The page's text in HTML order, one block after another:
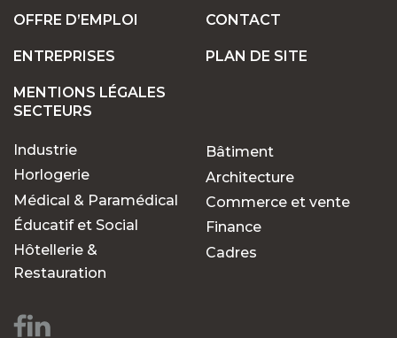
POSTES FIXES OU TEMPORAIRES :
POURQUOI CHOISIR OK JOB POUR VOS
RECHERCHES D'EMPLOIS ?
Des opportunités pour
chaque parcours
OFFRE D’EMPLOI
ENTREPRISES
MENTIONS LÉGALES
CONTACT
PLAN DE SITE
SECTEURS
Industrie
Horlogerie
Médical & Paramédical
Éducatif et Social
Hôtellerie &
Restauration
Bâtiment
Architecture
Commerce et vente
Finance
Cadres